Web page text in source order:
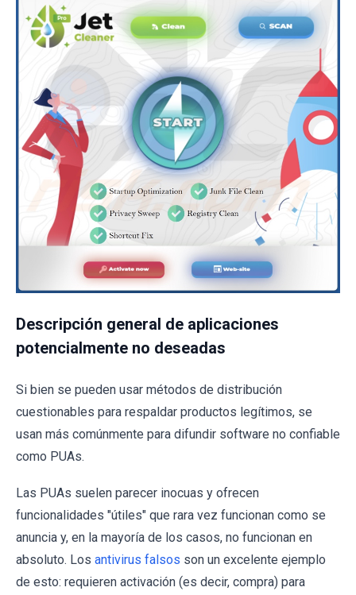
Descripción general de aplicaciones
potencialmente no deseadas
Si bien se pueden usar métodos de distribución
cuestionables para respaldar productos legítimos, se
usan más comúnmente para difundir software no confiable
como PUAs.
Las PUAs suelen parecer inocuas y ofrecen
funcionalidades "útiles" que rara vez funcionan como se
anuncia y, en la mayoría de los casos, no funcionan en
absoluto. Los antivirus falsos son un excelente ejemplo
de esto: requieren activación (es decir, compra) para